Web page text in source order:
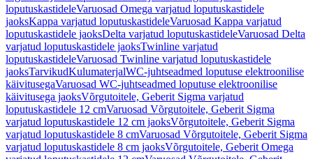
loputuskastideleVaruosad Omega varjatud loputuskastidele
jaoksKappa varjatud loputuskastideleVaruosad Kappa varjatud
loputuskastidele jaoksDelta varjatud loputuskastideleVaruosad Delta
varjatud loputuskastidele jaoksTwinline varjatud
loputuskastideleVaruosad Twinline varjatud loputuskastidele
jaoksTarvikudKulumaterjalWC-juhtseadmed loputuse elektroonilise
käivitusegaVaruosad WC-juhtseadmed loputuse elektroonilise
käivitusega jaoksVõrgutoitele, Geberit Sigma varjatud
loputuskastidele 12 cmVaruosad Võrgutoitele, Geberit Sigma
varjatud loputuskastidele 12 cm jaoksVõrgutoitele, Geberit Sigma
varjatud loputuskastidele 8 cmVaruosad Võrgutoitele, Geberit Sigma
varjatud loputuskastidele 8 cm jaoksVõrgutoitele, Geberit Omega